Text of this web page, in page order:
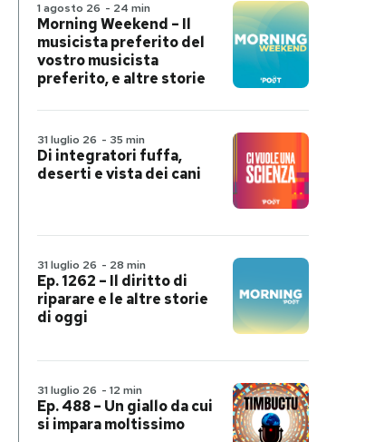
1 agosto 26 - 24 min
Morning Weekend – Il
musicista preferito del
vostro musicista
preferito, e altre storie
31 luglio 26 - 35 min
Di integratori fuffa,
deserti e vista dei cani
31 luglio 26 - 28 min
Ep. 1262 – Il diritto di
riparare e le altre storie
di oggi
31 luglio 26 - 12 min
Ep. 488 – Un giallo da cui
si impara moltissimo